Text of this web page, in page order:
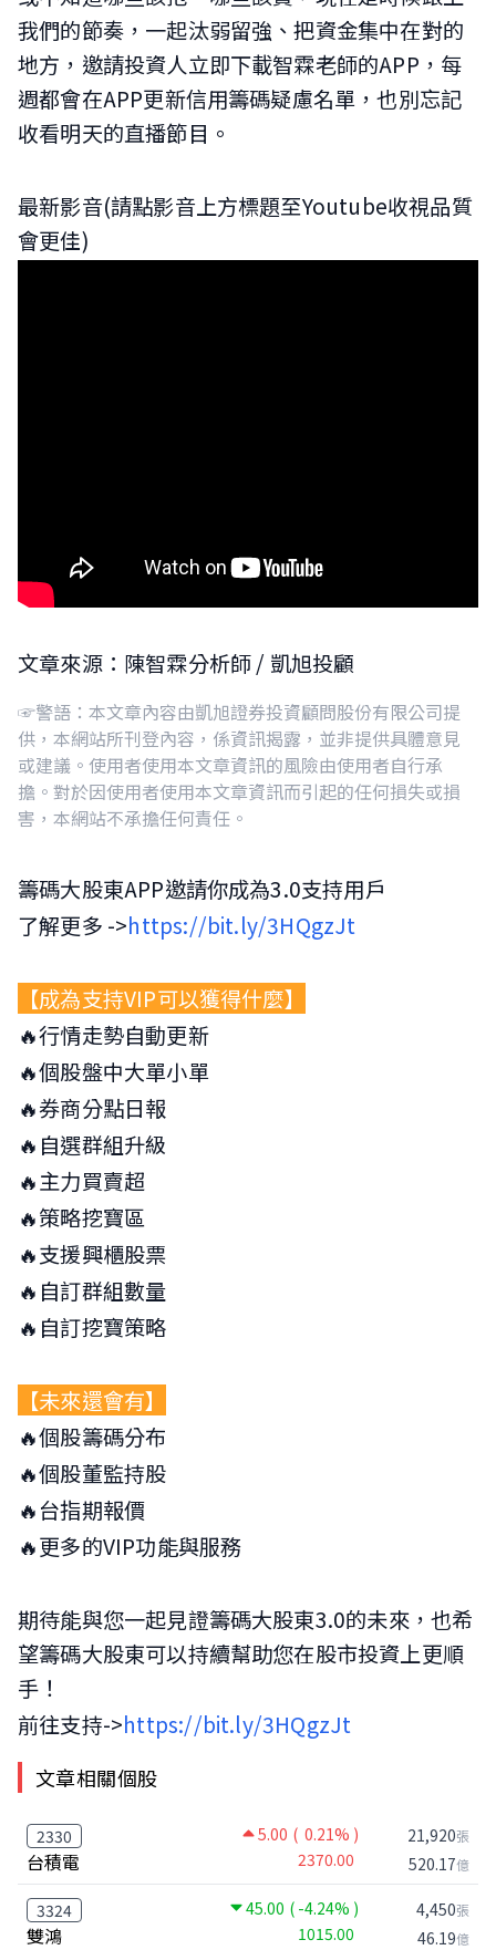
我們的節奏，一起汰弱留強、把資金集中在對的
地方，邀請投資人立即下載智霖老師的APP，每
週都會在APP更新信用籌碼疑慮名單，也別忘記
收看明天的直播節目。
最新影音(請點影音上方標題至Youtube收視品質
會更佳)
文章來源：陳智霖分析師 / 凱旭投顧
☞警語：本文章內容由凱旭證券投資顧問股份有限公司提
供，本網站所刊登內容，係資訊揭露，並非提供具體意見
或建議。使用者使用本文章資訊的風險由使用者自行承
擔。對於因使用者使用本文章資訊而引起的任何損失或損
害，本網站不承擔任何責任。
籌碼大股東APP邀請你成為3.0支持用戶
了解更多 ->https://bit.ly/3HQgzJt
【成為支持VIP可以獲得什麼】
🔥行情走勢自動更新
🔥個股盤中大單小單
🔥券商分點日報
🔥自選群組升級
🔥主力買賣超
🔥策略挖寶區
🔥支援興櫃股票
🔥自訂群組數量
🔥自訂挖寶策略
【未來還會有】
🔥個股籌碼分布
🔥個股董監持股
🔥台指期報價
🔥更多的VIP功能與服務
期待能與您一起見證籌碼大股東3.0的未來，也希
望籌碼大股東可以持續幫助您在股市投資上更順
手！
前往支持->https://bit.ly/3HQgzJt
文章相關個股
2330 5.00 ( 0.21% )
台積電 2370.00
21,920張
520.17億
3324 45.00 ( -4.24% )
雙鴻 1015.00
4,450張
46.19億